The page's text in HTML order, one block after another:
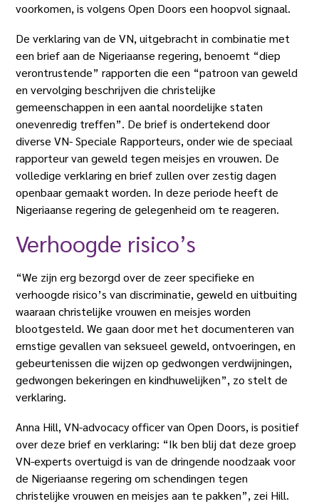
voorkomen, is volgens Open Doors een hoopvol signaal.
De verklaring van de VN, uitgebracht in combinatie met
een brief aan de Nigeriaanse regering, benoemt “diep
verontrustende” rapporten die een “patroon van geweld
en vervolging beschrijven die christelijke
gemeenschappen in een aantal noordelijke staten
onevenredig treffen”. De brief is ondertekend door
diverse VN- Speciale Rapporteurs, onder wie de speciaal
rapporteur van geweld tegen meisjes en vrouwen. De
volledige verklaring en brief zullen over zestig dagen
openbaar gemaakt worden. In deze periode heeft de
Nigeriaanse regering de gelegenheid om te reageren.
Verhoogde risico’s
“We zijn erg bezorgd over de zeer specifieke en
verhoogde risico’s van discriminatie, geweld en uitbuiting
waaraan christelijke vrouwen en meisjes worden
blootgesteld. We gaan door met het documenteren van
ernstige gevallen van seksueel geweld, ontvoeringen, en
gebeurtenissen die wijzen op gedwongen verdwijningen,
gedwongen bekeringen en kindhuwelijken”, zo stelt de
verklaring.
Anna Hill, VN-advocacy officer van Open Doors, is positief
over deze brief en verklaring: “Ik ben blij dat deze groep
VN-experts overtuigd is van de dringende noodzaak voor
de Nigeriaanse regering om schendingen tegen
christelijke vrouwen en meisjes aan te pakken”, zei Hill.